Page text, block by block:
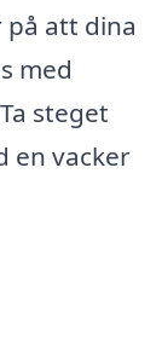
på att dina
med
steget
en vacker